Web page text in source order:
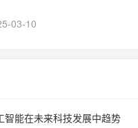
03-10
智能在未来科技发展中趋势